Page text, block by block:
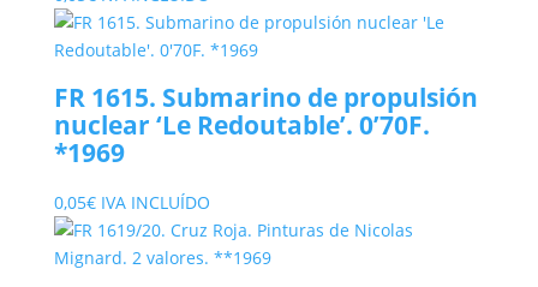
FR 1615. Submarino de propulsión
nuclear ‘Le Redoutable’. 0’70F.
*1969
0,05€ IVA INCLUÍDO